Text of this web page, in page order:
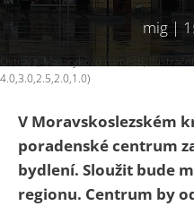
mig|
Ostrava, Masarykovo náměstí,
4.0,3.0,2.5,2.0,1.0)
V Moravskoslezském
poradenské centrum
bydlení. Sloužit bude
regionu. Centrum by